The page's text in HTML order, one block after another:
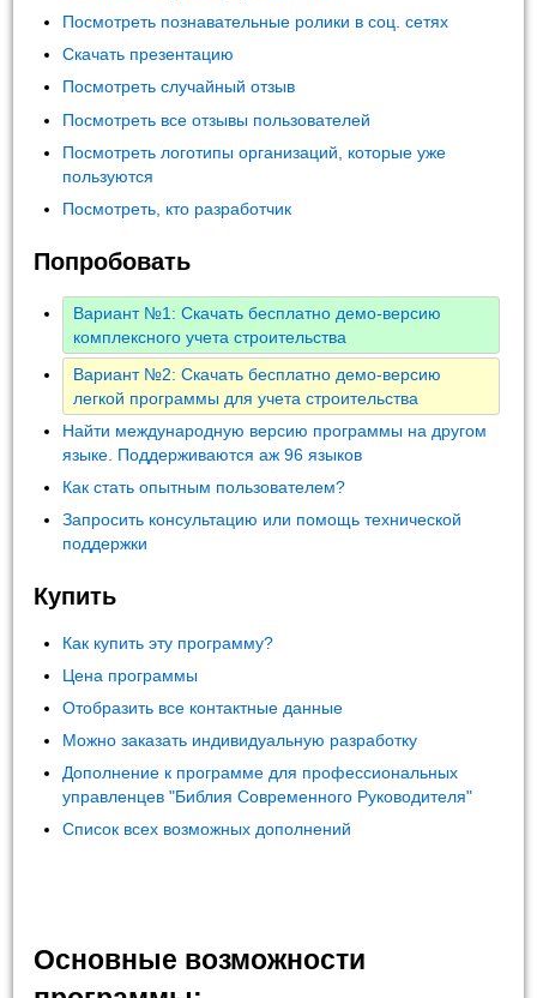
Посмотреть познавательные ролики в соц. сетях
Скачать презентацию
Посмотреть случайный отзыв
Посмотреть все отзывы пользователей
Посмотреть логотипы организаций, которые уже
пользуются
Посмотреть, кто разработчик
Попробовать
Вариант №1: Скачать бесплатно демо-версию
комплексного учета строительства
Вариант №2: Скачать бесплатно демо-версию
легкой программы для учета строительства
Найти международную версию программы на другом
языке. Поддерживаются аж 96 языков
Как стать опытным пользователем?
Запросить консультацию или помощь технической
поддержки
Купить
Как купить эту программу?
Цена программы
Отобразить все контактные данные
Можно заказать индивидуальную разработку
Дополнение к программе для профессиональных
управленцев "Библия Современного Руководителя"
Список всех возможных дополнений
Основные возможности